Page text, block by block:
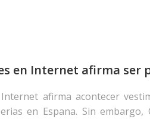
en Internet afirma ser
afirma acontecer
en Espana. Sin